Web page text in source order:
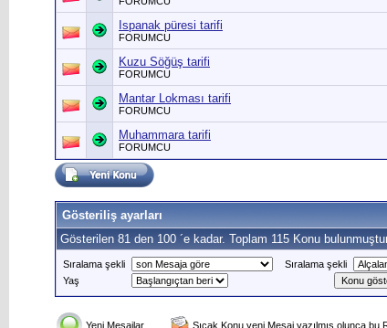
Ispanak püresi tarifi
FORUMCU
Kuzu Söğüş tarifi
FORUMCU
Mantar Lokması tarifi
FORUMCU
Muhammara tarifi
FORUMCU
Gösteriliş ayarları
Gösterilen 81 den 100 ´e kadar. Toplam 115 Konu
Sıralama şekli
Sıralama şekli
Yaş
Yeni Mesajlar Sıcak Konu yeni Mesaj yazılmış olunca bu